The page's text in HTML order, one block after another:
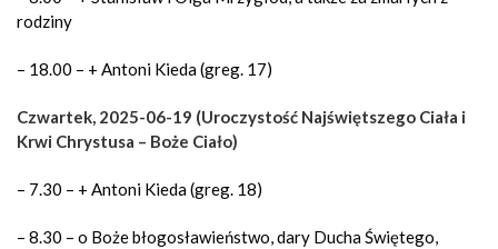
rodziny
– 18.00 – + Antoni Kieda (greg. 17)
Czwartek, 2025-06-19 (Uroczystość Najświętszego Ciała i
Krwi Chrystusa – Boże Ciało)
– 7.30 – + Antoni Kieda (greg. 18)
– 8.30 – o Boże błogosławieństwo, dary Ducha Świętego,